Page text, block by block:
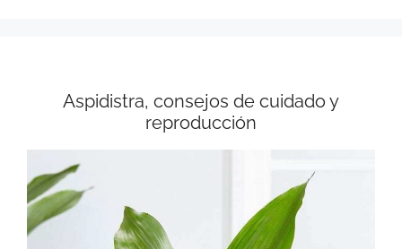
Aspidistra, consejos de cuidado y
reproducción